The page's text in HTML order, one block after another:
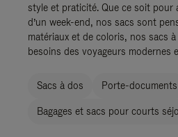
style et praticité. Que ce soit pour
d’un week-end, nos sacs sont
matériaux et de coloris, nos sacs
besoins des voyageurs
Sacs à dos Porte-documents
Bagages et sacs pour courts